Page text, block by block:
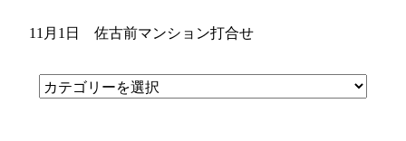
11月1日 佐古前マンション打合せ